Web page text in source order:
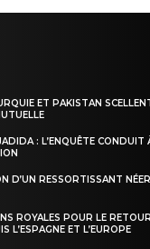
ET PAKISTAN
: L’ENQUÊTE CONDUIT
D’UN RESSORTISSANT
ROYALES POUR LE
L’ESPAGNE ET L’EUROPE